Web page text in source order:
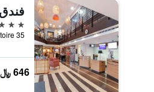
4 نجوم
646 ﷼